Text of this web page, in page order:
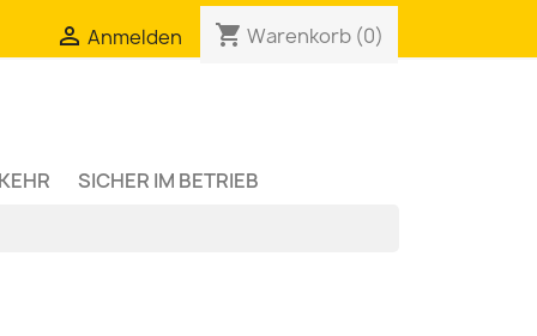
 Anmelden shopping_cart Warenkorb (0)
SICHER IM BETRIEB